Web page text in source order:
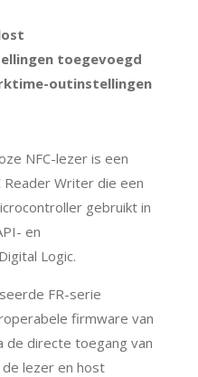
toegevoegd
outinstellingen
NFC-lezer is een
Reader Writer die een
gebruikt in
en
Logic.
FR-serie
firmware van
de directe toegang van
de lezer en host